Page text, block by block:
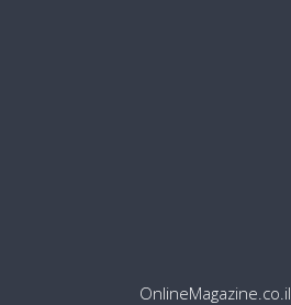
OnlineMagazine.co.il